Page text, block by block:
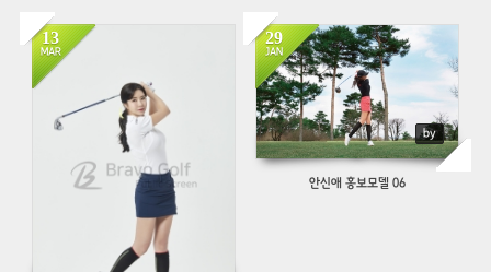
13
MAR
803 29
JAN
by
647
안신애 홍보모델 06